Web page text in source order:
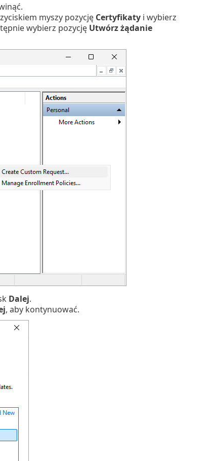
myszy pozycję Certyfikatyi wybierz
wybierz pozycję Utwórz żądanie
Dalej.
, aby kontynuować.